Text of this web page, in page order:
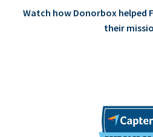
Watch how Donorbox helped
their